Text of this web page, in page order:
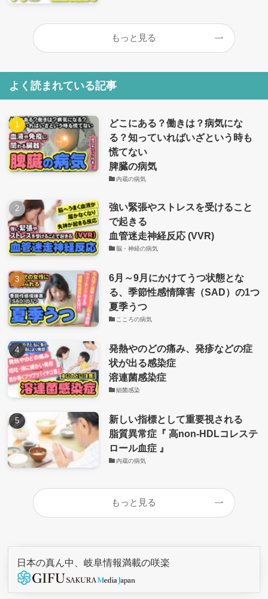
もっと見る
よく読まれている記事
どこにある？働きは？病気にな
る？知っていればいざという時も
慌てない
脾臓の病気
内蔵の病気
強い緊張やストレスを受けること
で起きる
血管迷走神経反応 (VVR)
脳・神経の病気
6月～9月にかけてうつ状態とな
る、季節性感情障害（SAD）の1つ
夏季うつ
こころの病気
発熱やのどの痛み、発疹などの症
状が出る感染症
溶連菌感染症
細菌感染
新しい指標として重要視される
脂質異常症『 高non-HDLコレステ
ロール血症 』
内蔵の病気
もっと見る
日本の真ん中、岐阜情報満載の咲楽